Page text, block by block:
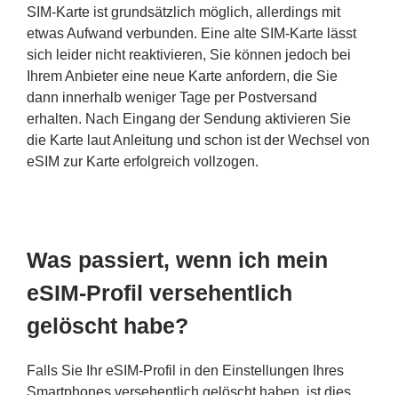
SIM-Karte ist grundsätzlich möglich, allerdings mit
etwas Aufwand verbunden. Eine alte SIM-Karte lässt
sich leider nicht reaktivieren, Sie können jedoch bei
Ihrem Anbieter eine neue Karte anfordern, die Sie
dann innerhalb weniger Tage per Postversand
erhalten. Nach Eingang der Sendung aktivieren Sie
die Karte laut Anleitung und schon ist der Wechsel von
eSIM zur Karte erfolgreich vollzogen.
Was passiert, wenn ich mein
eSIM-Profil versehentlich
gelöscht habe?
Falls Sie Ihr eSIM-Profil in den Einstellungen Ihres
Smartphones versehentlich gelöscht haben, ist dies